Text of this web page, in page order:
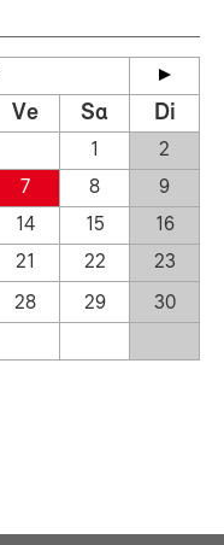
Ve Sa Di
1
2
7 8
9
14 15
16
21 22
23
28 29
30